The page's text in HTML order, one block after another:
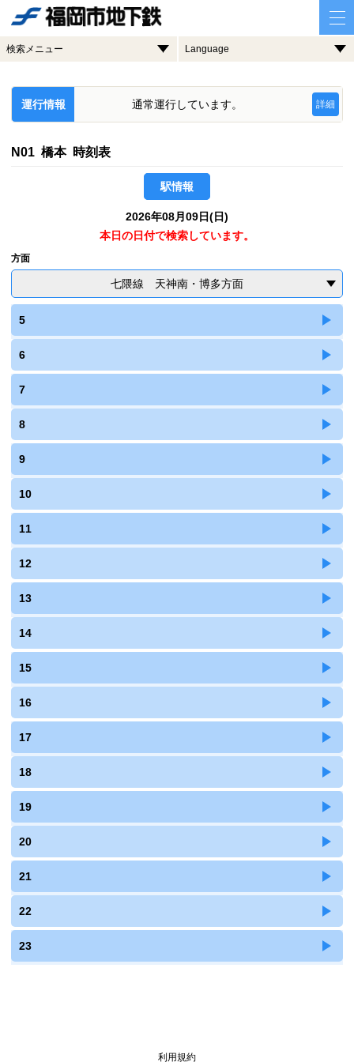
検索メニュー Language
運行情報 通常運行しています。 詳細
N01 橋本 時刻表
駅情報
2026年08月09日(日)
本日の日付で検索しています。
方面
七隈線 天神南・博多方面
5
6
7
8
9
10
11
12
13
14
15
16
17
18
19
20
21
22
23
利用規約